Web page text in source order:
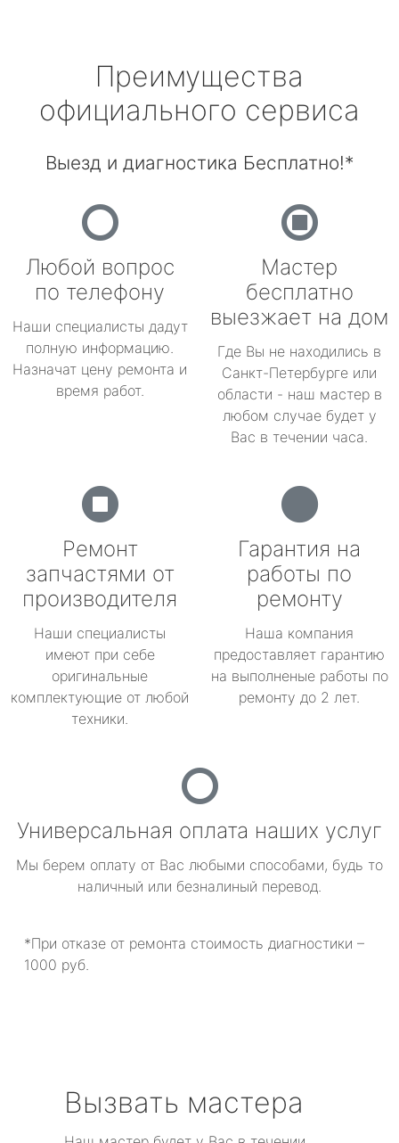
Преимущества
официального сервиса
Выезд и диагностика Бесплатно!*
Любой вопрос
по телефону
Наши специалисты дадут
полную информацию.
Назначат цену ремонта и
время работ.
Мастер
бесплатно
выезжает на дом
Где Вы не находились в
Санкт-Петербурге или
области - наш мастер в
любом случае будет у
Вас в течении часа.
Ремонт
запчастями от
производителя
Наши специалисты
имеют при себе
оригинальные
комплектующие от любой
техники.
Гарантия на
работы по
ремонту
Наша компания
предоставляет гарантию
на выполненые работы по
ремонту до 2 лет.
Универсальная оплата наших услуг
Мы берем оплату от Вас любыми способами, будь то
наличный или безналиный перевод.
*При отказе от ремонта стоимость диагностики –
1000 руб.
Вызвать мастера